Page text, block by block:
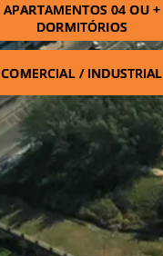
APARTAMENTOS 04 OU +
DORMITÓRIOS
COMERCIAL / INDUSTRIAL